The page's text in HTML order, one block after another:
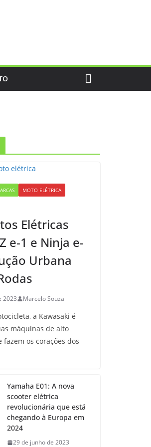
MOTO ELÉTRICA
Elétricas
e-1 e Ninja e-
Urbana
2023 Marcelo Souza
a Kawasaki é
máquinas de alto
os corações dos
Yamaha E01: A nova
scooter elétrica
revolucionária que está
chegando à Europa em
2024
29 de junho de 2023